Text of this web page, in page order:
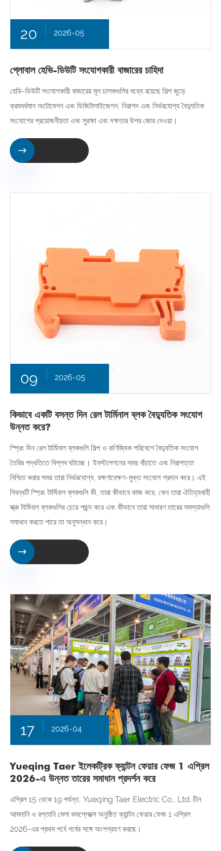
20 2026-05
গ্লোবাল হেভি-ডিউটি ​​সংযোগকারী বাজারের চাহিদা
হেভি-ডিউটি ​​সংযোগকারী বাজারের মূল চালকগুলির মধ্যে রয়েছে শিল্প জুড়ে
ক্রমবর্ধমান অটোমেশন এবং ডিজিটালাইজেশন, নিরাপদ এবং নির্ভরযোগ্য বৈদ্যুতিক
সংযোগের প্রয়োজনীয়তা এবং সুরক্ষা এবং দক্ষতার উপর জোর দেওয়া।

09 2026-05
কিভাবে একটি বসন্ত দিন রেল টার্মিনাল ব্লক বৈদ্যুতিক সংযোগ
উন্নত করে?
স্প্রিং দিন রেল টার্মিনাল ব্লকগুলি শিল্প ও বাণিজ্যিক পরিবেশে বৈদ্যুতিক সংযোগ
তৈরির পদ্ধতিতে বিপ্লব ঘটাচ্ছে। ইনস্টলেশনের সময় বাঁচাতে এবং নিরাপত্তা
নিশ্চিত করার সময় তারা নির্ভরযোগ্য, রক্ষণাবেক্ষণ-মুক্ত সংযোগ প্রদান করে। এই
নিবন্ধটি স্প্রিং টার্মিনাল ব্লকগুলি কী, তারা কীভাবে কাজ করে, কেন তারা ঐতিহ্যবাহী
স্ক্রু টার্মিনাল ব্লকগুলির চেয়ে পছন্দ করে এবং কীভাবে তারা সাধারণ তারের সমস্যাগুলি
সমাধান করতে পারে তা অনুসন্ধান করে।

17 2026-04
Yueqing Taer ইলেকট্রিক ক্যান্টন ফেয়ার ফেজ 1 এপ্রিল
2026-এ উন্নত তারের সমাধান প্রদর্শন করে
এপ্রিল 15 থেকে 19 পর্যন্ত, Yueqing Taer Electric Co., Ltd. চীন
আমদানি ও রপ্তানি মেলা কমপ্লেক্সে অনুষ্ঠিত ক্যান্টন ফেয়ার ফেজ 1 এপ্রিল
2026-এর প্রথম পর্বে গর্বের সঙ্গে অংশগ্রহণ করছে।